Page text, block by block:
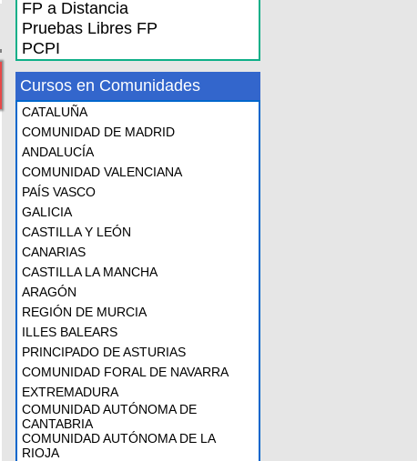
FP a Distancia
Pruebas Libres FP
PCPI
Cursos en Comunidades
CATALUÑA
COMUNIDAD DE MADRID
ANDALUCÍA
COMUNIDAD VALENCIANA
PAÍS VASCO
GALICIA
CASTILLA Y LEÓN
CANARIAS
CASTILLA LA MANCHA
ARAGÓN
REGIÓN DE MURCIA
ILLES BALEARS
PRINCIPADO DE ASTURIAS
COMUNIDAD FORAL DE NAVARRA
EXTREMADURA
COMUNIDAD AUTÓNOMA DE
CANTABRIA
COMUNIDAD AUTÓNOMA DE LA
RIOJA